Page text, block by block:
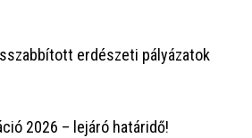
erdészeti pályázatok
2026 – lejáró határidő!